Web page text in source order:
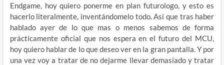
Endgame, hoy quiero ponerme en plan futurologo, y esto es
hacerlo literalmente, inventándomelo todo. Así que tras haber
hablado ayer de lo que mas o menos sabemos de forma
prácticamente oficial que nos espera en el futuro del MCU,
hoy quiero hablar de lo que deseo ver en la gran pantalla. Y por
una vez voy a tratar de no dejarme llevar demasiado y tratar